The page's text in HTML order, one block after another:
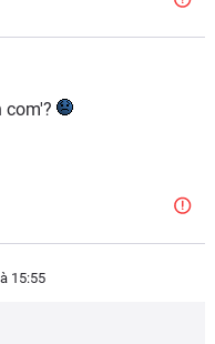
com'?
à 15:55